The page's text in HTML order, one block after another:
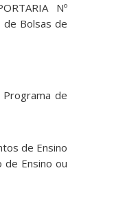
Nº
de Bolsas de
Programa de
de Ensino
de Ensino ou